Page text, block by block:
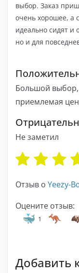
выбор. Заказ
очень хорошее, а
идеально сидят и
но и для
Большой выбор,
приемлемая
Не заметил
Отзыв о Yeezy-
Оцените отзыв:
1
Добавить